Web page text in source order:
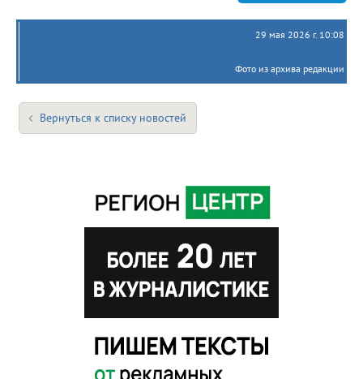
29 мая 2026 г. 10:08
Фото из архива редакции
Вернуться к списку новостей